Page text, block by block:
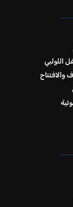
اللولبي
والافتتاح